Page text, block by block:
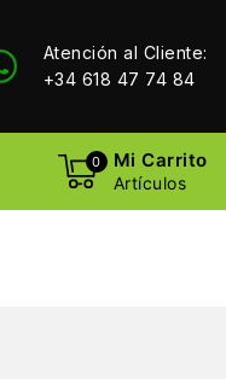
Atención al Cliente:
+34 618 47 74 84
0 Mi Carrito
Artículos